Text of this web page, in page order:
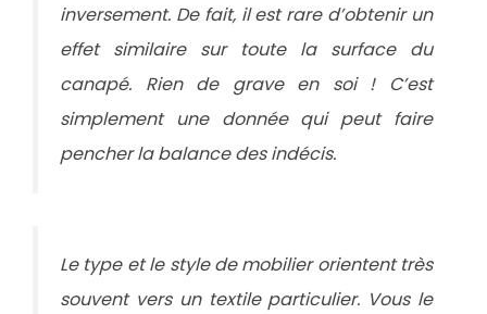
inversement. De fait, il est rare d’obtenir un
effet similaire sur toute la surface du
canapé. Rien de grave en soi ! C’est
simplement une donnée qui peut faire
pencher la balance des indécis.
Le type et le style de mobilier orientent très
souvent vers un textile particulier. Vous le